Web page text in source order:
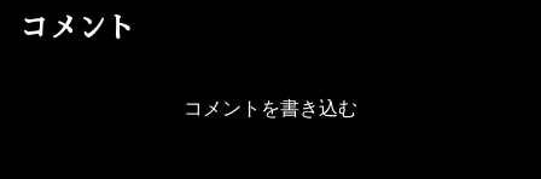
コメント
コメントを書き込む